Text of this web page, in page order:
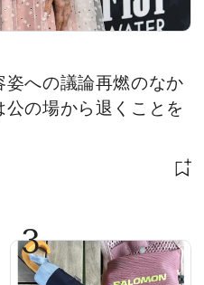
姿への議論再燃のなか
の場から退くことを
3